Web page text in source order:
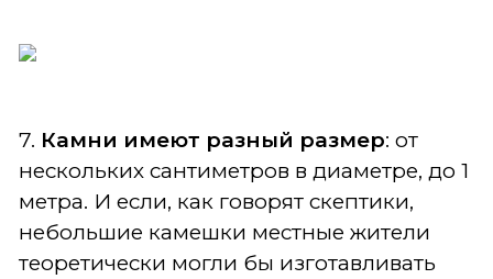
7. Камни имеют разный размер: от
нескольких сантиметров в диаметре, до 1
метра. И если, как говорят скептики,
небольшие камешки местные жители
теоретически могли бы изготавливать